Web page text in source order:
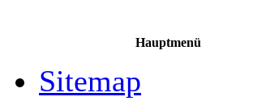
Hauptmenü
Sitemap